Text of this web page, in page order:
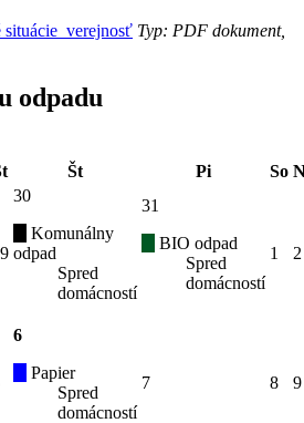
Typ: PDF dokument,
odpadu
Št Pi So
30
Komunálny
odpad
Spred
domácností
31
BIO odpad
Spred
domácností
1 2
6
Papier
Spred
domácností
7 8 9